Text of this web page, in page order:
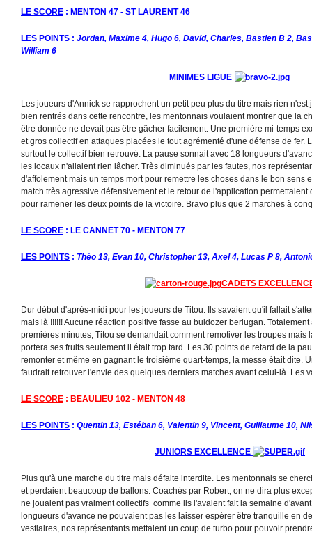
LE SCORE : MENTON 47 - ST LAURENT 46
LES POINTS : Jordan, Maxime 4, Hugo 6, David, Charles, Bastien B 2,
William 6
MINIMES LIGUE
Les joueurs d'Annick se rapprochent un petit peu plus du titre mais rien n'est
bien rentrés dans cette rencontre, les mentonnais voulaient montrer que la
être donnée ne devait pas être gâcher facilement. Une première mi-temps
et gros collectif en attaques placées le tout agrémenté d'une défense de fer.
surtout le collectif bien retrouvé. La pause sonnait avec 18 longueurs
les locaux n'allaient rien lâcher. Très diminués par les fautes, nos
d'affolement mais un temps mort pour remettre les choses dans le bon sens
match très agressive défensivement et le retour de l'application
pour ramener les deux points de la victoire. Bravo plus que 2 marches à
LE SCORE : LE CANNET 70 - MENTON 77
LES POINTS : Théo 13, Evan 10, Christopher 13, Axel 4, Lucas P 8,
CADETS
Dur début d'après-midi pour les joueurs de Titou. Ils savaient qu'il fallait
mais là !!!!!! Aucune réaction positive fasse au buldozer berlugan.
premières minutes, Titou se demandait comment remotiver les troupes mais
portera ses fruits seulement il était trop tard. Les 30 points de retard de la
remonter et même en gagnant le troisième quart-temps, la messe était dite.
faudrait retrouver l'envie des quelques derniers matches avant celui-là. Les
LE SCORE : BEAULIEU 102 - MENTON 48
LES POINTS : Quentin 13, Estéban 6, Valentin 9, Vincent, Guillaume 10,
JUNIORS EXCELLENCE
Plus qu'à une marche du titre mais défaite interdite. Les mentonnais se
et perdaient beaucoup de ballons. Coachés par Robert, on ne dira plus
ne jouaient pas vraiment collectifs comme ils l'avaient fait la semaine
longueurs d'avance ne pouvaient pas les laisser espérer être tranquille en
vestiaires, nos représentants mettaient un coup de turbo pour pouvoir